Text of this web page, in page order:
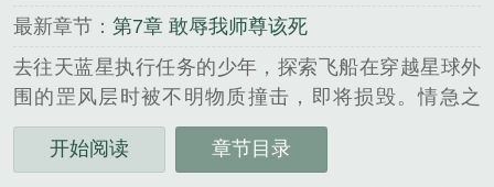
最新章节： 第7章 敢辱我师尊该死
去往天蓝星执行任务的少年，探索飞船在穿越星球外
围的罡风层时被不明物质撞击，即将损毁。情急之
下，他采取紧急措施，以纳米魂血的形式，穿过罡风
层，投入天蓝星……...
开始阅读 章节目录